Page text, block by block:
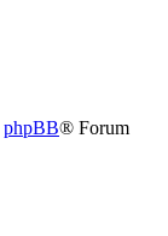
phpBB® Forum